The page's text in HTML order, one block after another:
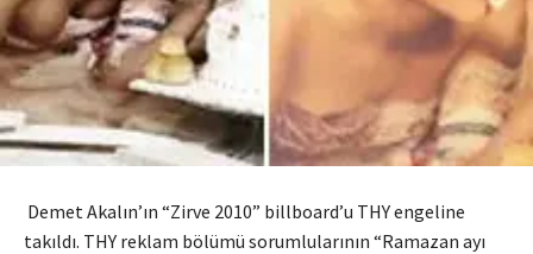
Demet Akalın’ın “Zirve 2010” billboard’u THY engeline
takıldı. THY reklam bölümü sorumlularının “Ramazan ayı